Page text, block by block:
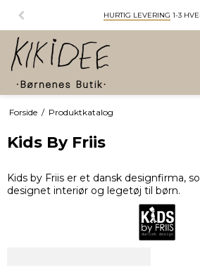
HURTIG LEVERING 1-3
Forside / Produktkatalog
Kids By Friis
Kids by Friis er et dansk designfirma,
designet interiør og legetøj til børn.